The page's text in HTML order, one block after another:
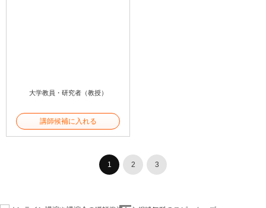
大学教員・研究者（教授）
講師候補に入れる
1 2 3